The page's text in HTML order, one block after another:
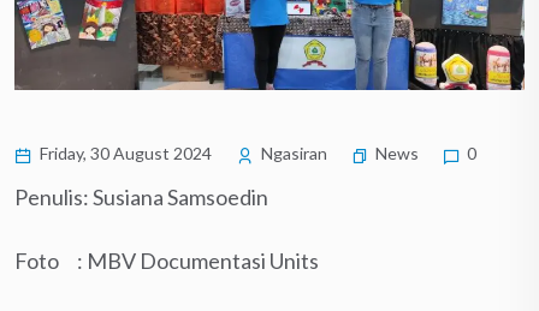
Friday, 30 August 2024 Ngasiran News 0
Penulis: Susiana Samsoedin
Foto : MBV Documentasi Units